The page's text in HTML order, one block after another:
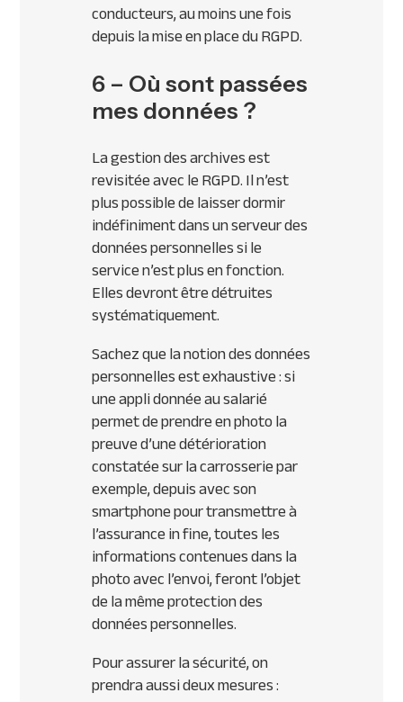
conducteurs, au moins une fois
depuis la mise en place du RGPD.
6 – Où sont passées
mes données ?
La gestion des archives est
revisitée avec le RGPD. Il n’est
plus possible de laisser dormir
indéfiniment dans un serveur des
données personnelles si le
service n’est plus en fonction.
Elles devront être détruites
systématiquement.
Sachez que la notion des données
personnelles est exhaustive : si
une appli donnée au salarié
permet de prendre en photo la
preuve d’une détérioration
constatée sur la carrosserie par
exemple, depuis avec son
smartphone pour transmettre à
l’assurance in fine, toutes les
informations contenues dans la
photo avec l’envoi, feront l’objet
de la même protection des
données personnelles.
Pour assurer la sécurité, on
prendra aussi deux mesures :